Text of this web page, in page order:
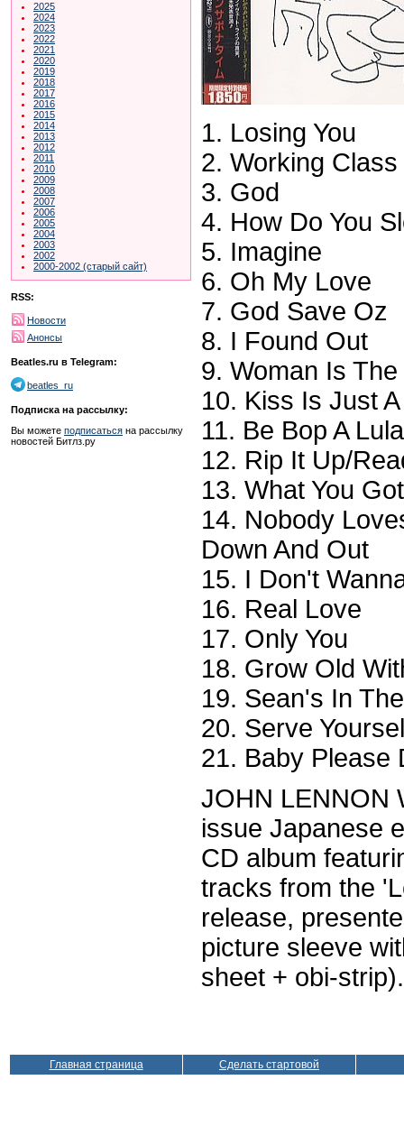
2025
2024
2023
2022
2021
2020
2019
2018
2017
2016
2015
2014
2013
2012
2011
2010
2009
2008
2007
2006
2005
2004
2003
2002
2000-2002 (старый сайт)
RSS:
Новости
Анонсы
Beatles.ru в Telegram:
beatles_ru
Подписка на рассылку:
Вы можете подписаться на рассылку
новостей Битлз.ру
1. Losing You
2. Working
3. God
4. How Do You
5. Imagine
6. Oh My Love
7. God Save Oz
8. I Found Out
9. Woman Is
10. Kiss Is Just
11. Be Bop A Lula
12. Rip It Up/
13. What You Got
14. Nobody
Down And Out
15. I Don't
16. Real Love
17. Only You
18. Grow Old
19. Sean's In
20. Serve
21. Baby Please
JOHN LENNON
issue Japanese
CD album
tracks from the
release,
picture sleeve
sheet + obi-strip).
Главная страница Сделать стартовой